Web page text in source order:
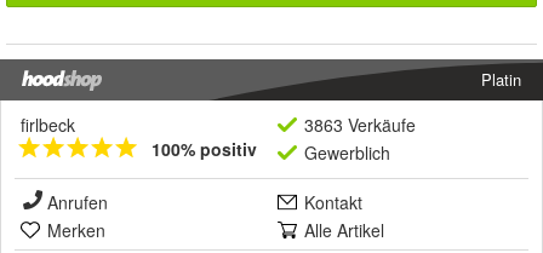
Platin
firlbeck
100% positiv
3863 Verkäufe
Gewerblich
Anrufen
Kontakt
Merken
Alle Artikel